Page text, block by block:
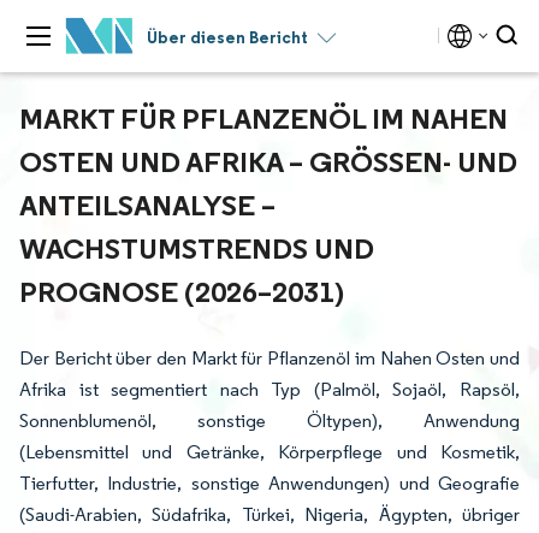
Über diesen Bericht
MARKT FÜR PFLANZENÖL IM NAHEN
OSTEN UND AFRIKA – GRÖSSEN- UND A
NTEILSANALYSE – W
ACHSTUMSTRENDS UND P
ROGNOSE (2026–2031)
Der Bericht über den Markt für Pflanzenöl im Nahen Osten und
Afrika ist segmentiert nach Typ (Palmöl, Sojaöl, Rapsöl,
Sonnenblumenöl, sonstige Öltypen), Anwendung
(Lebensmittel und Getränke, Körperpflege und Kosmetik,
Tierfutter, Industrie, sonstige Anwendungen) und Geografie
(Saudi-Arabien, Südafrika, Türkei, Nigeria, Ägypten, übriger